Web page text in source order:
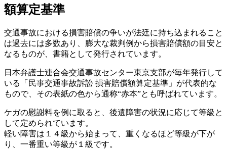
額算定基準
交通事故における損害賠償の争いが法廷に持ち込まれること
は過去には多数あり、膨大な裁判例から損害賠償額の目安と
なるものが、書籍として発行されています。
日本弁護士連合会交通事故センター東京支部が毎年発行して
いる「民事交通事故訴訟 損害賠償額算定基準」が代表的な
もので、その表紙の色から通称“赤本”とも呼ばれています。
ケガの慰謝料を例に取ると、後遺障害の状況に応じて等級と
して定められています。
軽い障害は１４級から始まって、重くなるほど等級が下が
り、一番重い等級が１級です。